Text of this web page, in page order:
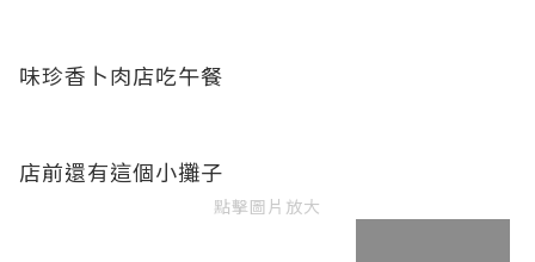
味珍香卜肉店吃午餐
店前還有這個小攤子
點擊圖片放大